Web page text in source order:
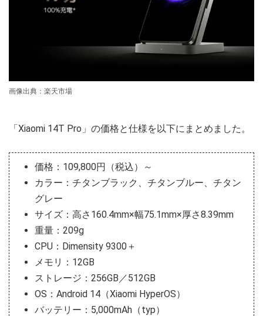
画像出典：楽天市場
「Xiaomi 14T Pro」の価格と仕様を以下にまとめました。
価格：109,800円（税込）～
カラー：チタンブラック、チタンブルー、チタン
グレー
サイズ：高さ160.4mm×幅75.1mm×厚さ8.39mm
重量：209g
CPU：Dimensity 9300＋
メモリ：12GB
ストレージ：256GB／512GB
OS：Android 14（Xiaomi HyperOS）
バッテリー：5,000mAh（typ）